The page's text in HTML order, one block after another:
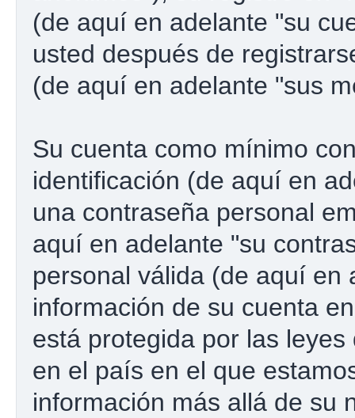
(de aquí en adelante "su
usted después de
(de aquí en adelante "sus
Su cuenta como mínimo
identificación (de aquí en
una contraseña personal
aquí en adelante "su
personal válida (de aquí en
información de su cuenta
está protegida por las
en el país en el que
información más allá de su